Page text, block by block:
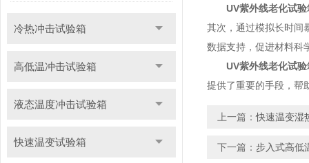
冷热冲击试验箱
高低温冲击试验箱
液态温度冲击试验箱
快速温变试验箱
UV紫外线老化试验
其次，通过模拟长时间
数据支持，促进材料科
UV紫外线老化试验
提供了重要的手段，帮
上一篇：快速温变湿
下一篇： 步入式高低